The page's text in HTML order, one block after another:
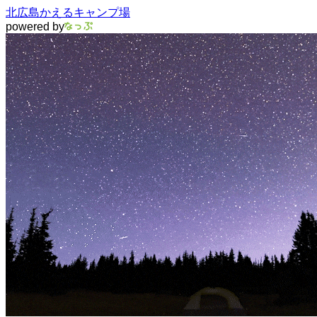
北広島かえるキャンプ場
powered by